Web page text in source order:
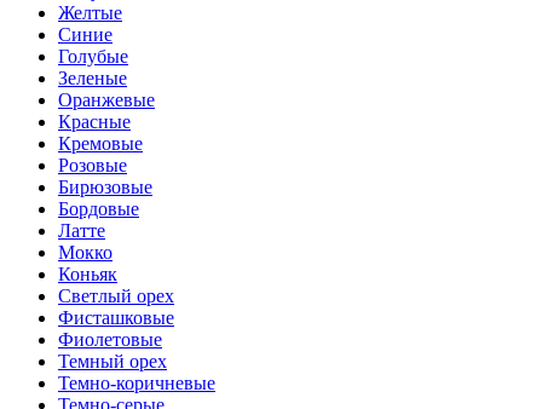
Желтые
Синие
Голубые
Зеленые
Оранжевые
Красные
Кремовые
Розовые
Бирюзовые
Бордовые
Латте
Мокко
Коньяк
Светлый орех
Фисташковые
Фиолетовые
Темный орех
Темно-коричневые
Темно-серые